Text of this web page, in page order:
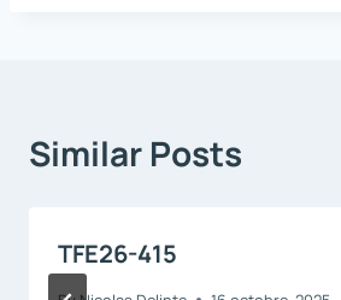
Similar Posts
TFE26-415